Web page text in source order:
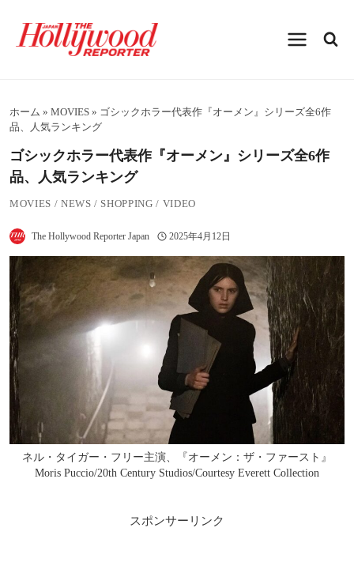
プホーム » MOVIES » ゴシックホラー代表作『オーメン』シリーズ全6作
品、人気ランキング
ゴシックホラー代表作『オーメン』シリーズ全6作
品、人気ランキング
MOVIES / NEWS / SHOPPING / VIDEO
The Hollywood Reporter Japan 2025年4月12日
ネル・タイガー・フリー主演、『オーメン：ザ・ファースト』
Moris Puccio/20th Century Studios/Courtesy Everett Collection
スポンサーリンク